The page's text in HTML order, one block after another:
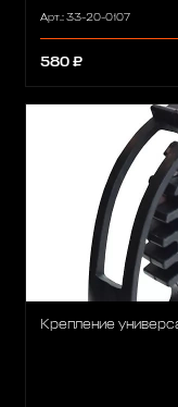
Арт.: 33-20-0107
580 ₽
Крепление